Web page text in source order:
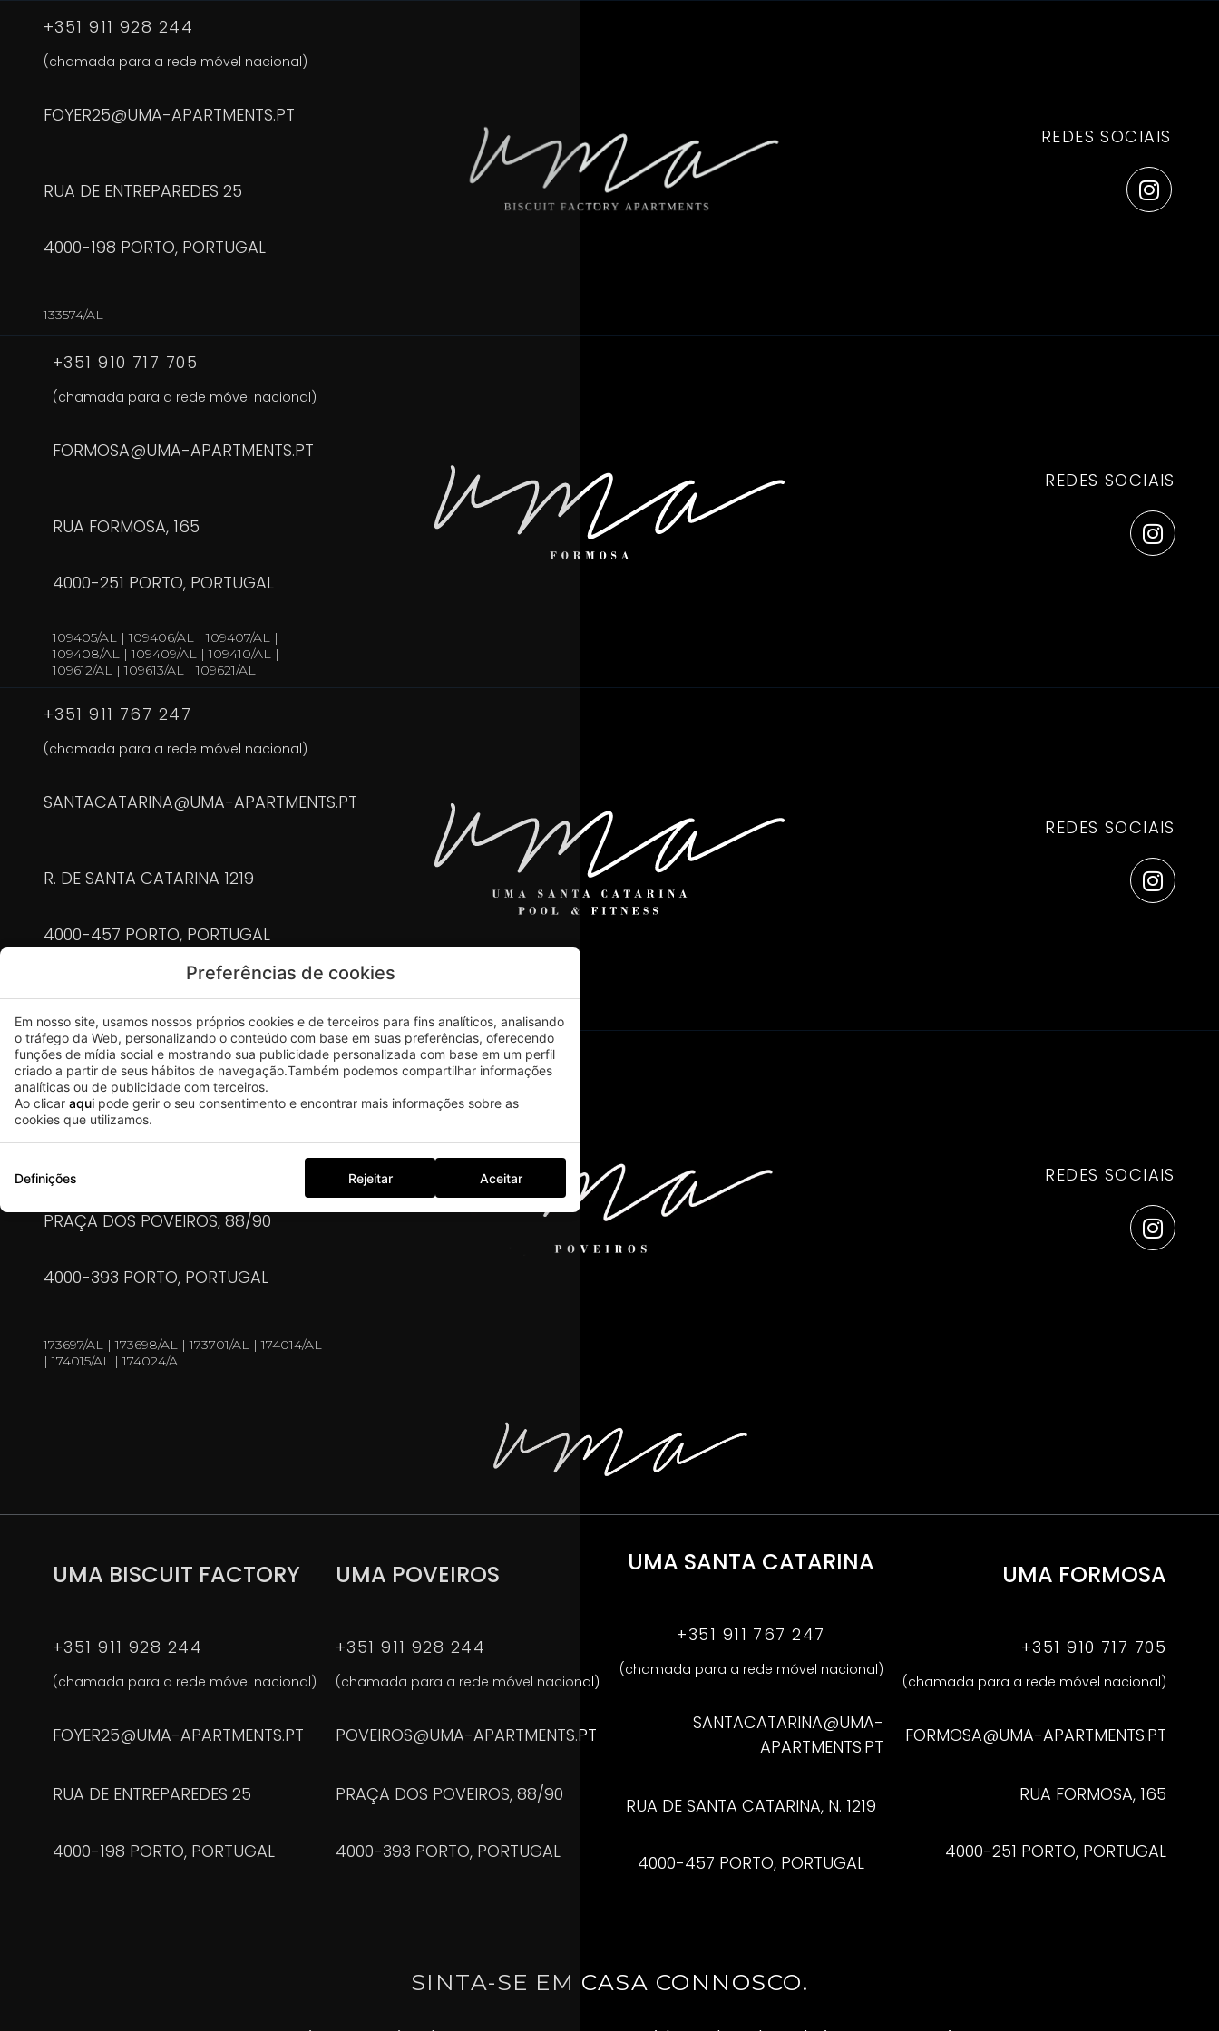
+351 911 928 244
(chamada para a rede móvel nacional)
FOYER25@UMA-APARTMENTS.PT
RUA DE ENTREPAREDES 25
4000-198 PORTO, PORTUGAL
133574/AL
REDES SOCIAIS
+351 910 717 705
(chamada para a rede móvel nacional)
FORMOSA@UMA-APARTMENTS.PT
RUA FORMOSA, 165
4000-251 PORTO, PORTUGAL
109405/AL | 109406/AL | 109407/AL |
109408/AL | 109409/AL | 109410/AL |
109612/AL | 109613/AL | 109621/AL
REDES SOCIAIS
+351 911 767 247
(chamada para a rede móvel nacional)
SANTACATARINA@UMA-APARTMENTS.PT
R. DE SANTA CATARINA 1219
4000-457 PORTO, PORTUGAL
90131/AL | 91445/AL | 91446/AL | 91572/AL
REDES SOCIAIS
+351 911 928 244
(chamada para a rede móvel nacional)
POVEIROS@UMA-APARTMENTS.PT
PRAÇA DOS POVEIROS, 88/90
4000-393 PORTO, PORTUGAL
173697/AL | 173698/AL | 173701/AL | 174014/AL
| 174015/AL | 174024/AL
REDES SOCIAIS
UMA BISCUIT FACTORY
+351 911 928 244
(chamada para a rede móvel nacional)
FOYER25@UMA-APARTMENTS.PT
RUA DE ENTREPAREDES 25
4000-198 PORTO, PORTUGAL
UMA POVEIROS
+351 911 928 244
(chamada para a rede móvel nacional)
POVEIROS@UMA-APARTMENTS.PT
PRAÇA DOS POVEIROS, 88/90
4000-393 PORTO, PORTUGAL
UMA SANTA CATARINA
+351 911 767 247
(chamada para a rede móvel nacional)
SANTACATARINA@UMA-
APARTMENTS.PT
RUA DE SANTA CATARINA, N. 1219
4000-457 PORTO, PORTUGAL
UMA FORMOSA
+351 910 717 705
(chamada para a rede móvel nacional)
FORMOSA@UMA-APARTMENTS.PT
RUA FORMOSA, 165
4000-251 PORTO, PORTUGAL
SINTA-SE EM CASA CONNOSCO.
Preferências de cookies
Em nosso site, usamos nossos próprios cookies e de terceiros para fins analíticos, analisando
o tráfego da Web, personalizando o conteúdo com base em suas preferências, oferecendo
funções de mídia social e mostrando sua publicidade personalizada com base em um perfil
criado a partir de seus hábitos de navegação.Também podemos compartilhar informações
analíticas ou de publicidade com terceiros.
Ao clicar aqui pode gerir o seu consentimento e encontrar mais informações sobre as
cookies que utilizamos.
Definições Rejeitar Aceitar